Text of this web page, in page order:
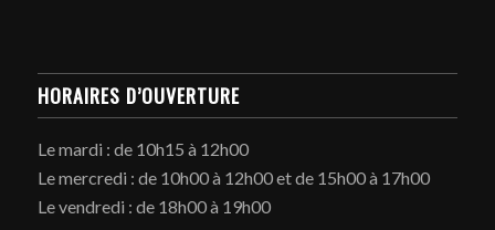
HORAIRES D’OUVERTURE
Le mardi : de 10h15 à 12h00
Le mercredi : de 10h00 à 12h00 et de 15h00 à 17h00
Le vendredi : de 18h00 à 19h00